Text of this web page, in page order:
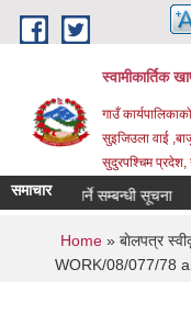
Skip to main content
स्वामीकार्तिक
गाउँ
सुइजिउला वाई
सुदुरपश्चिम प्रदेश,
समाचार
दर्ता गर्ने सम्बन्धी सूचना
You are
Home» बाेलपत्र
WORK/08/077/78